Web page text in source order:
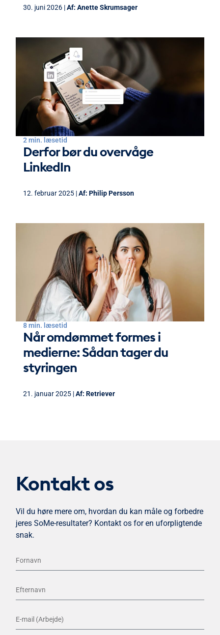
30. juni 2026 |Af: Anette Skrumsager
2 min. læsetid
Derfor bør du overvåge
LinkedIn
12. februar 2025 |Af: Philip Persson
8 min. læsetid
Når omdømmet formes i
medierne: Sådan tager du
styringen
21. januar 2025 |Af: Retriever
Kontakt os
Vil du høre mere om, hvordan du kan måle og forbedre
jeres SoMe-resultater? Kontakt os for en uforpligtende
snak.